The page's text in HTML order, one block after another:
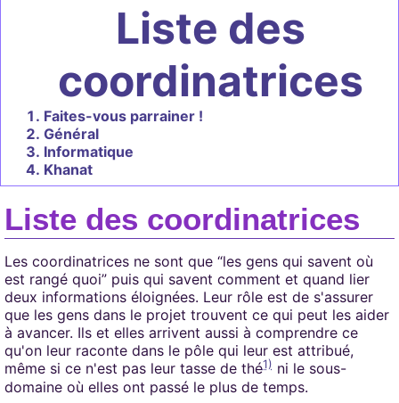
Liste des
coordinatrices
Faites-vous parrainer !
Général
Informatique
Khanat
Liste des coordinatrices
Les coordinatrices ne sont que “les gens qui savent où
est rangé quoi” puis qui savent comment et quand lier
deux informations éloignées. Leur rôle est de s'assurer
que les gens dans le projet trouvent ce qui peut les aider
à avancer. Ils et elles arrivent aussi à comprendre ce
qu'on leur raconte dans le pôle qui leur est attribué,
même si ce n'est pas leur tasse de thé1) ni le sous-
domaine où elles ont passé le plus de temps.